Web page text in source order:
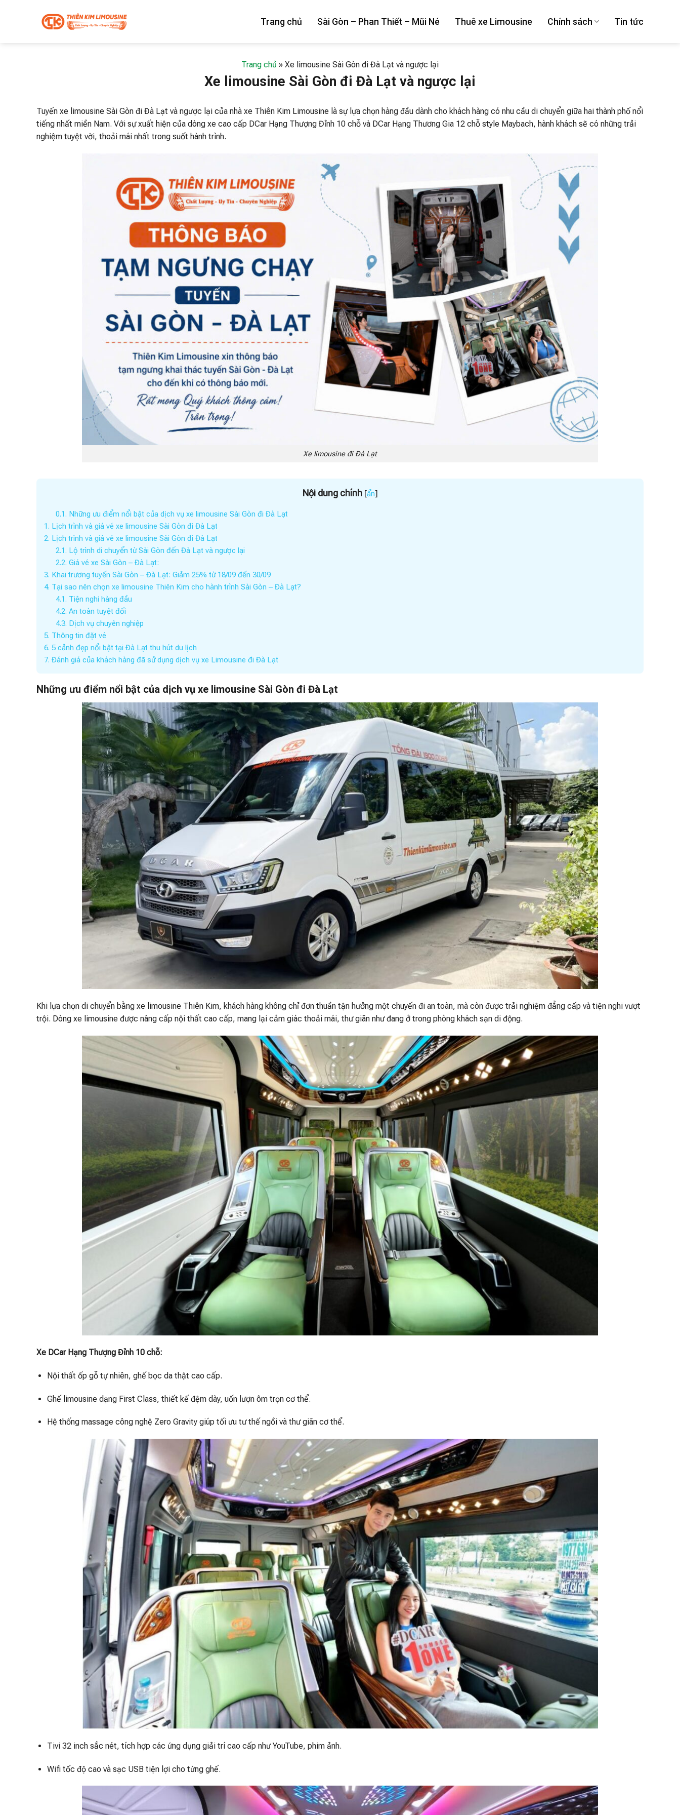
Trang chủ Sài Gòn – Phan Thiết – Mũi Né Thuê xe Limousine Chính sách Tin tức
Trang chủ » Xe limousine Sài Gòn đi Đà Lạt và ngược lại
Xe limousine Sài Gòn đi Đà Lạt và ngược lại
Tuyến xe limousine Sài Gòn đi Đà Lạt và ngược lại của nhà xe Thiên Kim Limousine là sự lựa chọn hàng đầu dành cho khách hàng có nhu cầu di chuyển giữa hai thành phố nổi
tiếng nhất miền Nam. Với sự xuất hiện của dòng xe cao cấp DCar Hạng Thượng Đỉnh 10 chỗ và DCar Hạng Thương Gia 12 chỗ style Maybach, hành khách sẽ có những trải
nghiệm tuyệt vời, thoải mái nhất trong suốt hành trình.
Xe limousine đi Đà Lạt
Nội dung chính [ẩn]
0.1. Những ưu điểm nổi bật của dịch vụ xe limousine Sài Gòn đi Đà Lạt
1. Lịch trình và giá vé xe limousine Sài Gòn đi Đà Lạt
2. Lịch trình và giá vé xe limousine Sài Gòn đi Đà Lạt
2.1. Lộ trình di chuyển từ Sài Gòn đến Đà Lạt và ngược lại
2.2. Giá vé xe Sài Gòn – Đà Lạt:
3. Khai trương tuyến Sài Gòn – Đà Lạt: Giảm 25% từ 18/09 đến 30/09
4. Tại sao nên chọn xe limousine Thiên Kim cho hành trình Sài Gòn – Đà Lạt?
4.1. Tiện nghi hàng đầu
4.2. An toàn tuyệt đối
4.3. Dịch vụ chuyên nghiệp
5. Thông tin đặt vé
6. 5 cảnh đẹp nổi bật tại Đà Lạt thu hút du lịch
7. Đánh giá của khách hàng đã sử dụng dịch vụ xe Limousine đi Đà Lạt
Những ưu điểm nổi bật của dịch vụ xe limousine Sài Gòn đi Đà Lạt
Khi lựa chọn di chuyển bằng xe limousine Thiên Kim, khách hàng không chỉ đơn thuần tận hưởng một chuyến đi an toàn, mà còn được trải nghiệm đẳng cấp và tiện nghi vượt
trội. Dòng xe limousine được nâng cấp nội thất cao cấp, mang lại cảm giác thoải mái, thư giãn như đang ở trong phòng khách sạn di động.
Xe DCar Hạng Thượng Đỉnh 10 chỗ:
Nội thất ốp gỗ tự nhiên, ghế bọc da thật cao cấp.
Ghế limousine dạng First Class, thiết kế đệm dày, uốn lượn ôm trọn cơ thể.
Hệ thống massage công nghệ Zero Gravity giúp tối ưu tư thế ngồi và thư giãn cơ thể.
Tivi 32 inch sắc nét, tích hợp các ứng dụng giải trí cao cấp như YouTube, phim ảnh.
Wifi tốc độ cao và sạc USB tiện lợi cho từng ghế.